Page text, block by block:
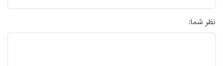
نظر شما: